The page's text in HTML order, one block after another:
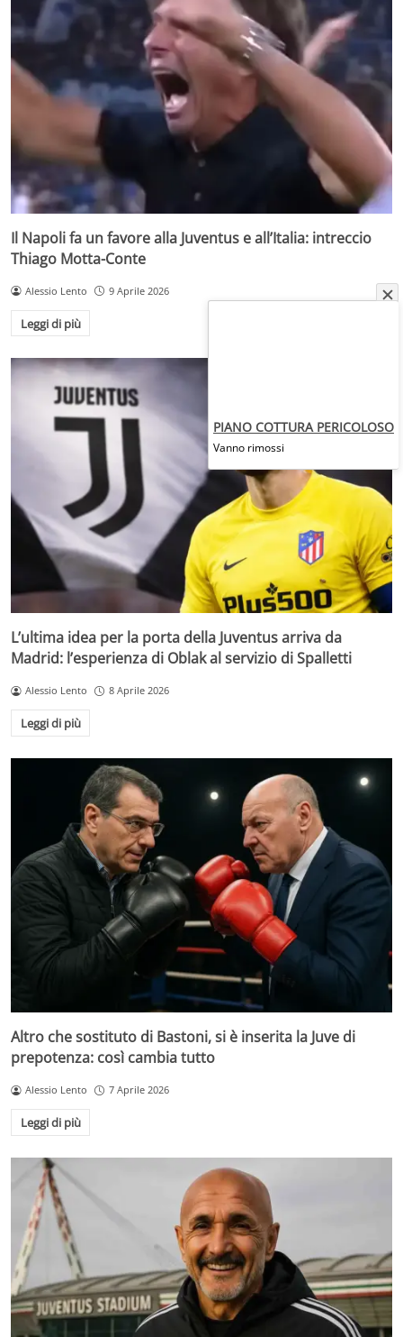
Il Napoli fa un favore alla Juventus e all’Italia: intreccio
Thiago Motta-Conte
Alessio Lento 9 Aprile 2026
Leggi di più
L’ultima idea per la porta della Juventus arriva da
Madrid: l’esperienza di Oblak al servizio di Spalletti
Alessio Lento 8 Aprile 2026
Leggi di più
Altro che sostituto di Bastoni, si è inserita la Juve di
prepotenza: così cambia tutto
Alessio Lento 7 Aprile 2026
Leggi di più
PIANO COTTURA PERICOLOSO
Vanno rimossi